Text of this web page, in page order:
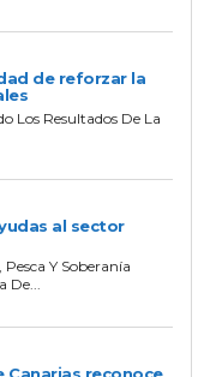
de reforzar la
Los Resultados De La
al sector
Y Soberanía
De...